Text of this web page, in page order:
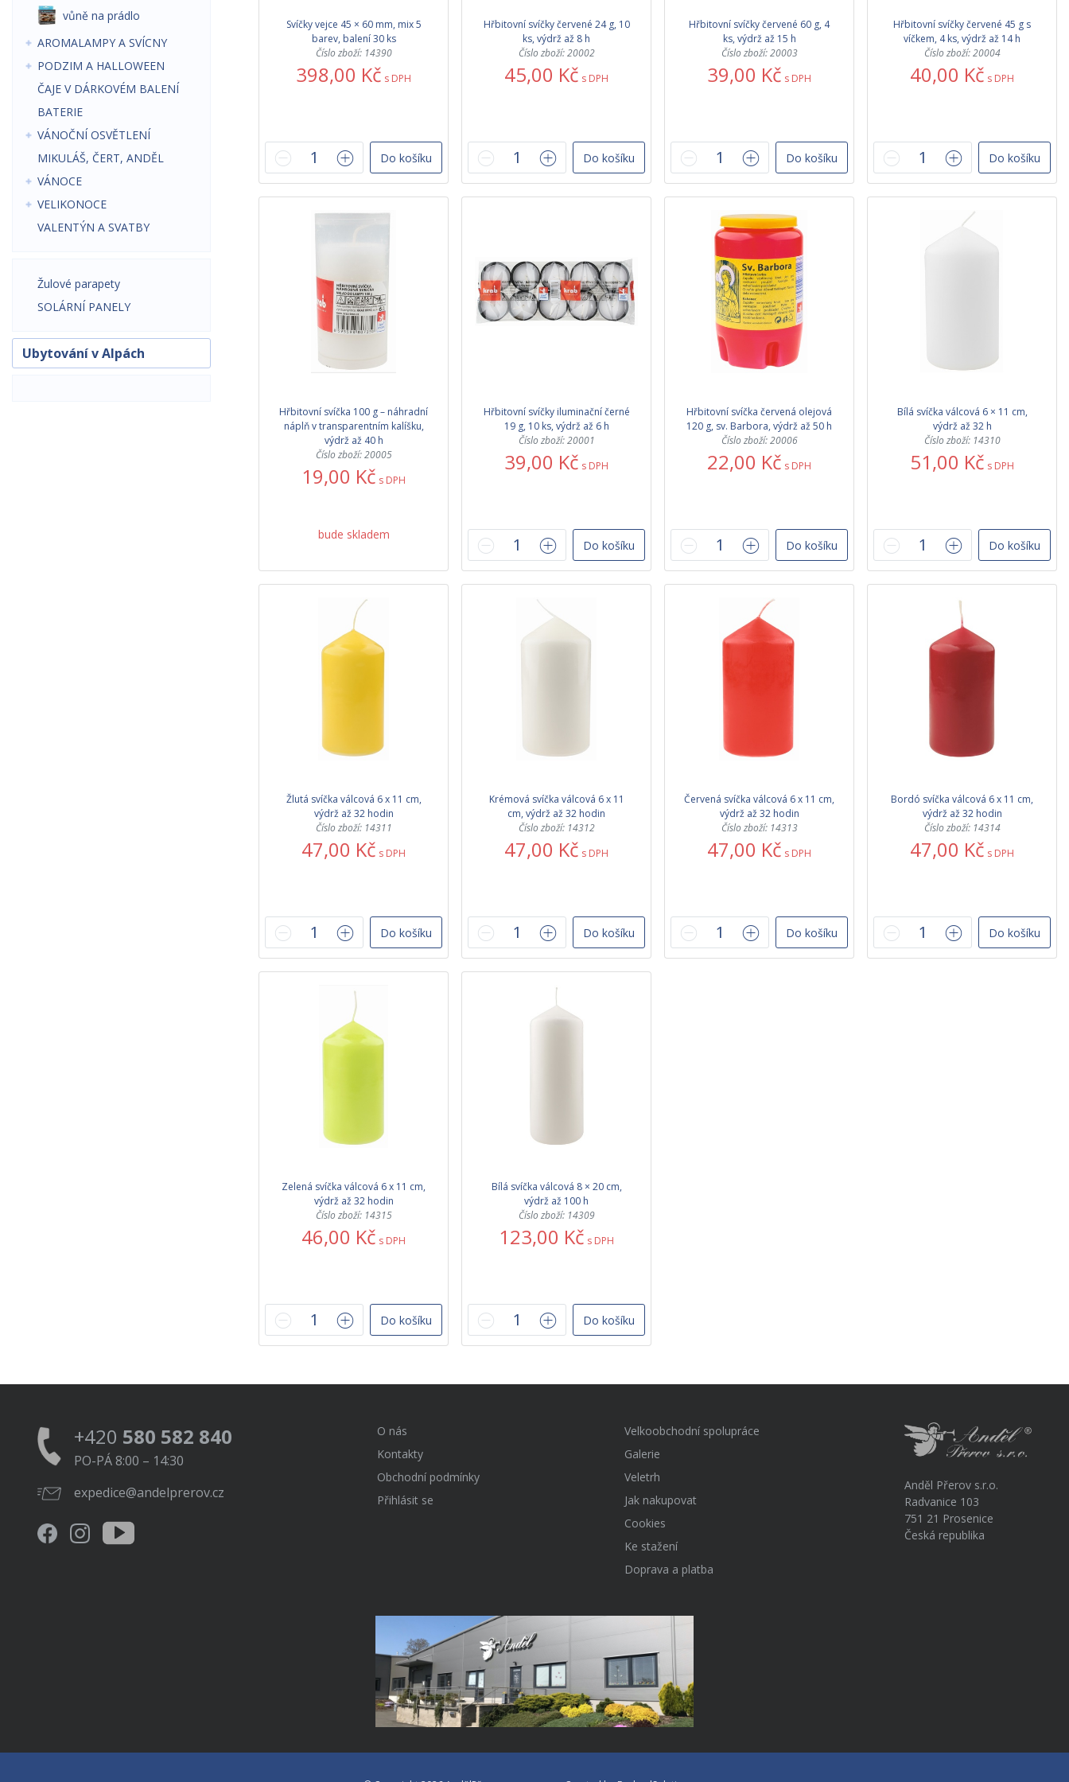
vůně na prádlo
AROMALAMPY A SVÍCNY
PODZIM A HALLOWEEN
ČAJE V DÁRKOVÉM BALENÍ
BATERIE
VÁNOČNÍ OSVĚTLENÍ
MIKULÁŠ, ČERT, ANDĚL
VÁNOCE
VELIKONOCE
VALENTÝN A SVATBY
Žulové parapety
SOLÁRNÍ PANELY
Ubytování v Alpách
Svíčky vejce 45 × 60 mm, mix 5
barev, balení 30 ks
Číslo zboží: 14390
398,00 Kč s DPH
Do košíku
Hřbitovní svíčky červené 24 g, 10
ks, výdrž až 8 h
Číslo zboží: 20002
45,00 Kč s DPH
Do košíku
Hřbitovní svíčky červené 60 g, 4
ks, výdrž až 15 h
Číslo zboží: 20003
39,00 Kč s DPH
Do košíku
Hřbitovní svíčky červené 45 g s
víčkem, 4 ks, výdrž až 14 h
Číslo zboží: 20004
40,00 Kč s DPH
Do košíku
Hřbitovní svíčka 100 g – náhradní
náplň v transparentním kalíšku,
výdrž až 40 h
Číslo zboží: 20005
19,00 Kč s DPH
bude skladem
Hřbitovní svíčky iluminační černé
19 g, 10 ks, výdrž až 6 h
Číslo zboží: 20001
39,00 Kč s DPH
Do košíku
Hřbitovní svíčka červená olejová
120 g, sv. Barbora, výdrž až 50 h
Číslo zboží: 20006
22,00 Kč s DPH
Do košíku
Bílá svíčka válcová 6 × 11 cm,
výdrž až 32 h
Číslo zboží: 14310
51,00 Kč s DPH
Do košíku
Žlutá svíčka válcová 6 x 11 cm,
výdrž až 32 hodin
Číslo zboží: 14311
47,00 Kč s DPH
Do košíku
Krémová svíčka válcová 6 x 11
cm, výdrž až 32 hodin
Číslo zboží: 14312
47,00 Kč s DPH
Do košíku
Červená svíčka válcová 6 x 11 cm,
výdrž až 32 hodin
Číslo zboží: 14313
47,00 Kč s DPH
Do košíku
Bordó svíčka válcová 6 x 11 cm,
výdrž až 32 hodin
Číslo zboží: 14314
47,00 Kč s DPH
Do košíku
Zelená svíčka válcová 6 x 11 cm,
výdrž až 32 hodin
Číslo zboží: 14315
46,00 Kč s DPH
Do košíku
Bílá svíčka válcová 8 × 20 cm,
výdrž až 100 h
Číslo zboží: 14309
123,00 Kč s DPH
Do košíku
+420 580 582 840
PO-PÁ 8:00 – 14:30
expedice@andelprerov.cz
O nás
Kontakty
Obchodní podmínky
Přihlásit se
Velkoobchodní spolupráce
Galerie
Veletrh
Jak nakupovat
Cookies
Ke stažení
Doprava a platba
Anděl Přerov s.r.o.
Radvanice 103
751 21 Prosenice
Česká republika